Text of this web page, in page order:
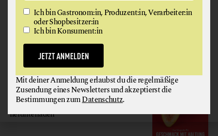
GAUMEN HOCH
MAGAZIN
Hier gratis
herunterladen
JETZT ANMELDEN
Mit deiner Anmeldung erlaubst du die regelmäßige
Zusendung eines Newsletters und akzeptierst die
Bestimmungen zum Datenschutz
Ich bin Gastronom:in, Produzent:in, Verarbeiter:in
oder Shopbesitzer:in
Ich bin Konsument:in
JETZT ANMELDEN
Mit deiner Anmeldung erlaubst du die regelmäßige
Zusendung eines Newsletters und akzeptierst die
Bestimmungen zumDatenschutz.